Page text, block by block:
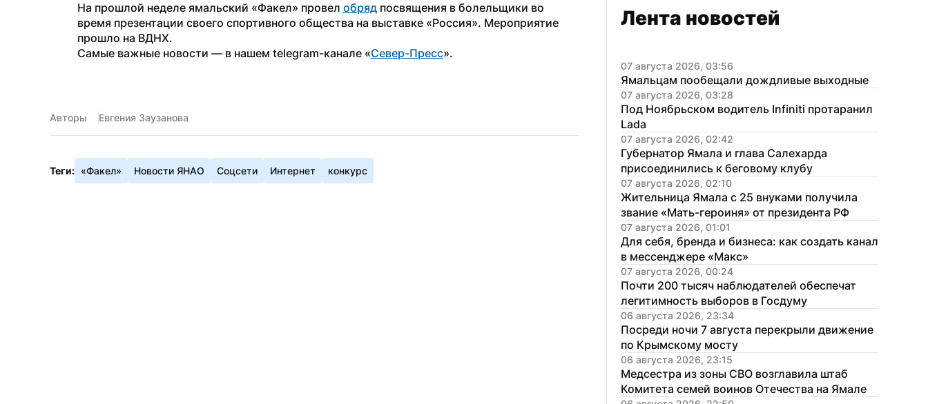
На прошлой неделе ямальский «Факел» провел обряд посвящения в болельщики во
время презентации своего спортивного общества на выставке «Россия». Мероприятие
прошло на ВДНХ.
Самые важные новости — в нашем telegram-канале «Север-Пресс».
Авторы Евгения Заузанова
Теги: «Факел» Новости ЯНАО Соцсети Интернет конкурс
Лента новостей
07 августа 2026, 03:56
Ямальцам пообещали дождливые выходные
07 августа 2026, 03:28
Под Ноябрьском водитель Infiniti протаранил
Lada
07 августа 2026, 02:42
Губернатор Ямала и глава Салехарда
присоединились к беговому клубу
07 августа 2026, 02:10
Жительница Ямала с 25 внуками получила
звание «Мать-героиня» от президента РФ
07 августа 2026, 01:01
Для себя, бренда и бизнеса: как создать канал
в мессенджере «Макс»
07 августа 2026, 00:24
Почти 200 тысяч наблюдателей обеспечат
легитимность выборов в Госдуму
06 августа 2026, 23:34
Посреди ночи 7 августа перекрыли движение
по Крымскому мосту
06 августа 2026, 23:15
Медсестра из зоны СВО возглавила штаб
Комитета семей воинов Отечества на Ямале